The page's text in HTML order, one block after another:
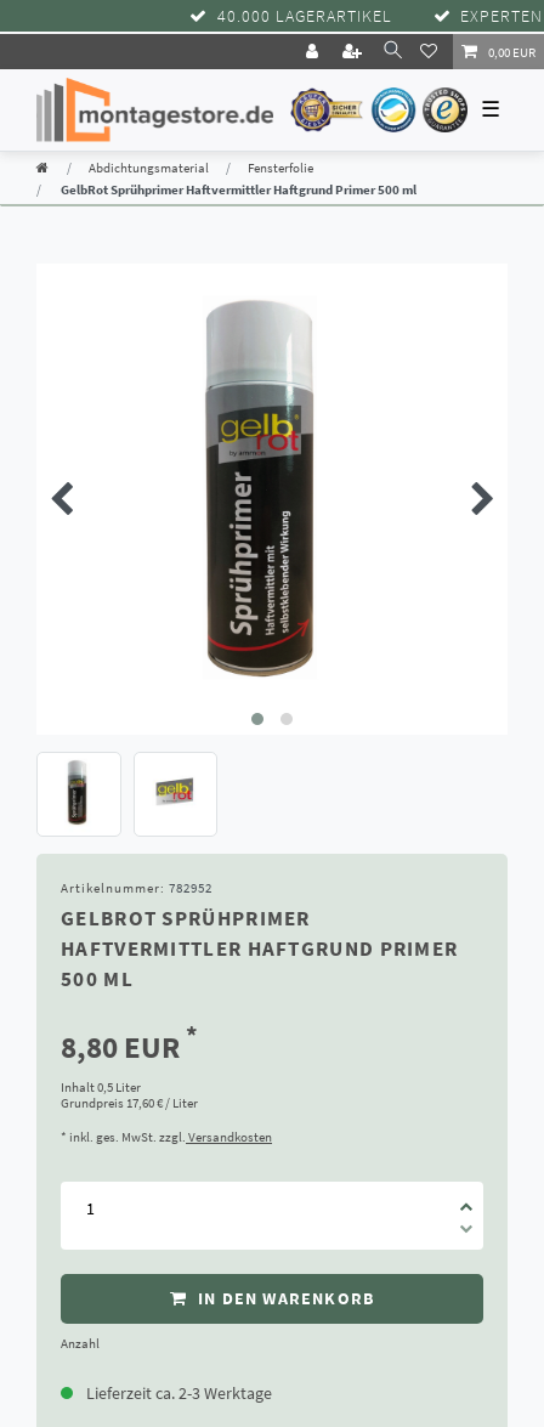
40.000 LAGERARTIKEL
0,00 EUR
☰
Abdichtungsmaterial
Fensterfolie
GelbRot Sprühprimer Haftvermittler Haftgrund Primer 500 ml
Artikelnummer: 782952
GELBROT SPRÜHPRIMER
HAFTVERMITTLER HAFTGRUND PRIMER
500 ML
8,80 EUR *
Inhalt0,5 Liter
Grundpreis 17,60 € / Liter
* inkl. ges. MwSt. zzgl. Versandkosten
IN DEN WARENKORB
Anzahl
Lieferzeit ca. 2-3 Werktage